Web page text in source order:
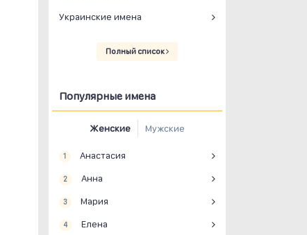
Украинские имена
Полный список
Популярные имена
Женские Мужские
1 Анастасия
2 Анна
3 Мария
4 Елена